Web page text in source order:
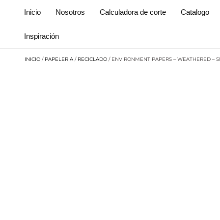
Inicio Nosotros Calculadora de corte Catalogo
Inspiración
INICIO / PAPELERIA / RECICLADO / ENVIRONMENT PAPERS – WEATHERED –